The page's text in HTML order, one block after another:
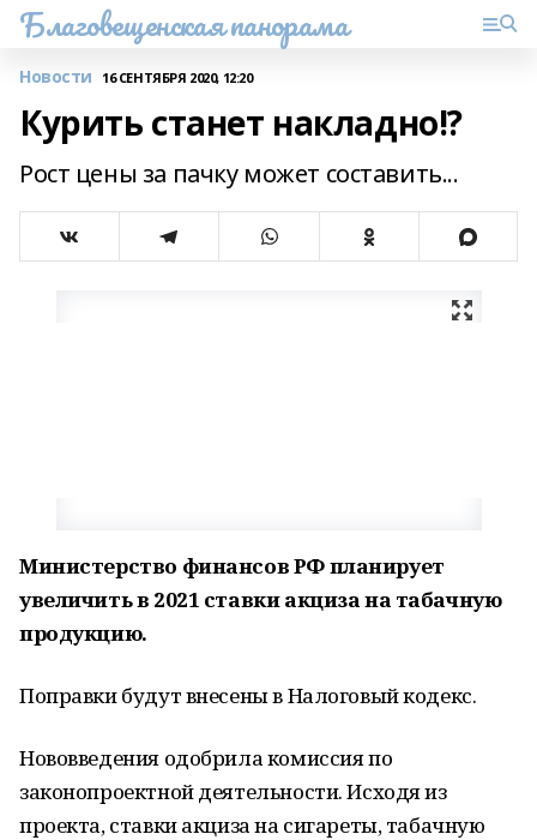
Благовещенская панорама
Новости 16 СЕНТЯБРЯ 2020, 12:20
Курить станет накладно!?
Рост цены за пачку может составить...
Министерство финансов РФ планирует
увеличить в 2021 ставки акциза на табачную
продукцию.
Поправки будут внесены в Налоговый кодекс.
Нововведения одобрила комиссия по
законопроектной деятельности. Исходя из
проекта, ставки акциза на сигареты, табачную